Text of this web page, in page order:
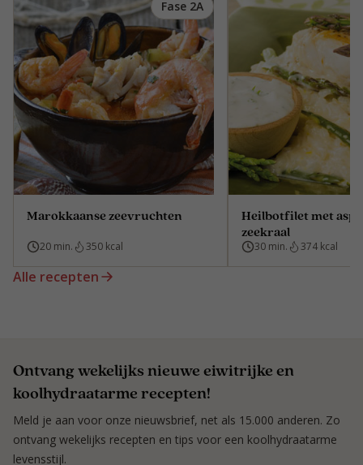
Fase 2A
Marokkaanse zeevruchten
20 min. 350 kcal
Heilbotfilet met
zeekraal
30 min. 374 kcal
Alle recepten
Ontvang wekelijks nieuwe eiwitrijke en
koolhydraatarme recepten!
Meld je aan voor onze nieuwsbrief, net als 15.000 anderen. Zo
ontvang wekelijks recepten en tips voor een koolhydraatarme
levensstijl.